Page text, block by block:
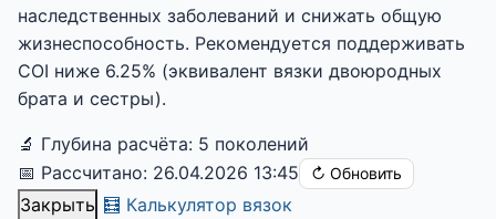
наследственных заболеваний и снижать общую
жизнеспособность. Рекомендуется поддерживать
COI ниже 6.25% (эквивалент вязки двоюродных
брата и сестры).
🔬 Глубина расчёта: 5 поколений
📅 Рассчитано: 26.04.2026 13:45
↻ Обновить
Закрыть 🧮 Калькулятор вязок